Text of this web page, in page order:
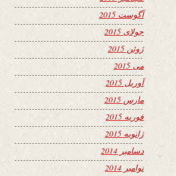
آگوست 2015
جولای 2015
ژوئن 2015
می 2015
آوریل 2015
مارس 2015
فوریه 2015
ژانویه 2015
دسامبر 2014
نوامبر 2014